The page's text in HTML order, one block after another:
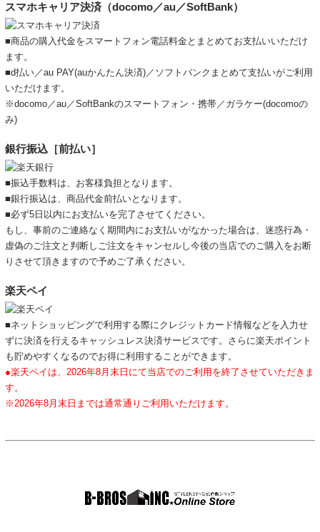
スマホキャリア決済（docomo／au／SoftBank）
■商品の購入代金をスマートフォン電話料金とまとめてお支払いいただけ
ます。
■d払い／au PAY(auかんたん決済)／ソフトバンクまとめて支払いがご利用
いただけます。
※docomo／au／SoftBankのスマートフォン・携帯／ガラケー(docomoの
み)
銀行振込［前払い］
■振込手数料は、お客様負担となります。
■銀行振込は、商品代金前払いとなります。
■必ず5日以内にお支払いを完了させてください。
もし、事前のご連絡なく期間内にお支払いがなかった場合は、迷惑行為・
虚偽のご注文と判断しご注文をキャンセルし今後の当店でのご購入をお断
りさせて頂きますので予めご了承ください。
楽天ペイ
■ネットショッピングで利用する際にクレジットカード情報などを入力せ
ずに決済を行えるキャッシュレス決済サービスです。さらに楽天ポイント
も貯めやすくなるのでお得に利用することができます。
●楽天ペイは、2026年8月末日にて当店でのご利用を終了させていただきま
す。
※2026年8月末日までは通常通りご利用いただけます。